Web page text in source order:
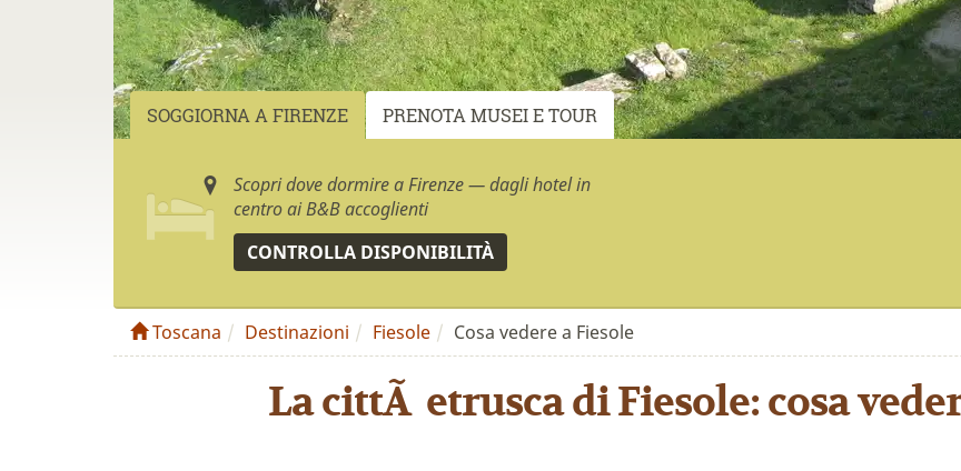
SOGGIORNA A FIRENZE PRENOTA MUSEI E TOUR
Scopri dove dormire a Firenze — dagli hotel in
centro ai B&B accoglienti
CONTROLLA DISPONIBILITÀ
Toscana Destinazioni Fiesole Cosa vedere a Fiesole
La cittÃ etrusca di Fiesole: cosa